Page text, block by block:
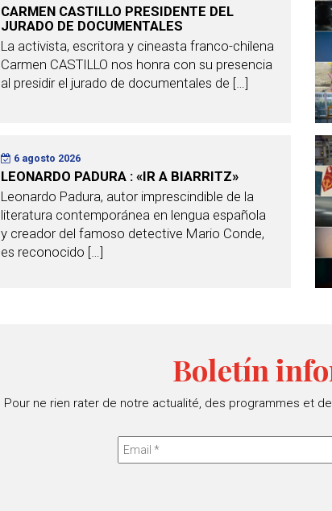
CARMEN CASTILLO PRESIDENTE DEL
JURADO DE DOCUMENTALES
La activista, escritora y cineasta franco-chilena
Carmen CASTILLO nos honra con su presencia
al presidir el jurado de documentales de […]
6 agosto 2026
LEONARDO PADURA : «IR A BIARRITZ»
Leonardo Padura, autor imprescindible de la
literatura contemporánea en lengua española
y creador del famoso detective Mario Conde,
es reconocido […]
Boletín
Pour ne rien rater de notre actualité, des programmes et